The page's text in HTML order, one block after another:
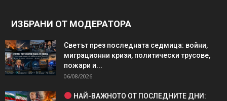
ИЗБРАНИ ОТ МОДЕРАТОРА
Светът през последната седмица: войни,
миграционни кризи, политически трусове,
пожари и...
06/08/2026
НАЙ-ВАЖНОТО ОТ ПОСЛЕДНИТЕ ДНИ: